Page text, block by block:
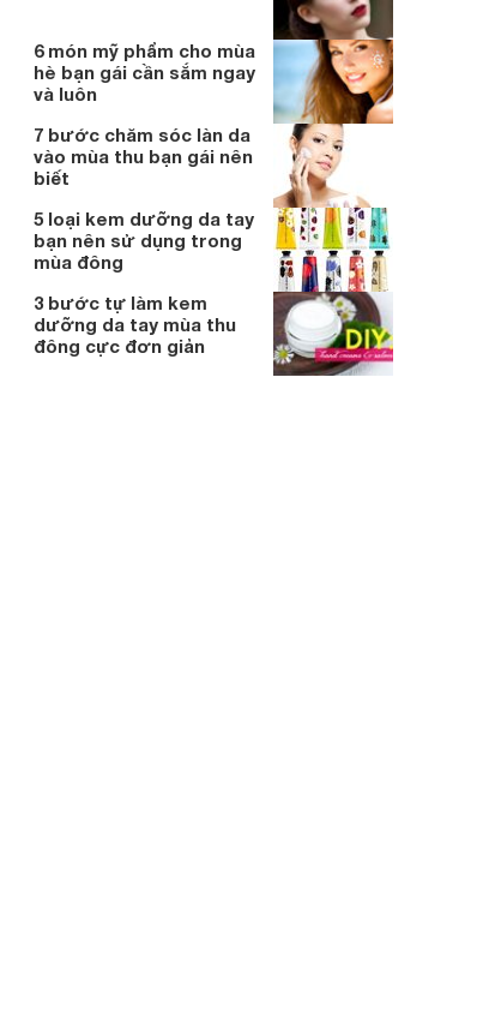
6 món mỹ phẩm cho mùa
hè bạn gái cần sắm ngay
và luôn
7 bước chăm sóc làn da
vào mùa thu bạn gái nên
biết
5 loại kem dưỡng da tay
bạn nên sử dụng trong
mùa đông
3 bước tự làm kem
dưỡng da tay mùa thu
đông cực đơn giản